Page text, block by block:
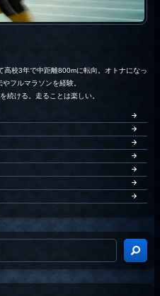
校3年で中距離800mに転向。オトナになっ
フルマラソンを経験。
続ける。走ることは楽しい。